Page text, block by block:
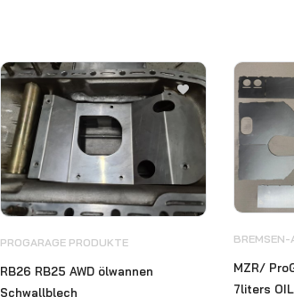
PROGARAGE PRODUKTE
RB26 RB25 AWD ölwannen
Schwallblech
BREMSEN-
MZR/
7liters OIL